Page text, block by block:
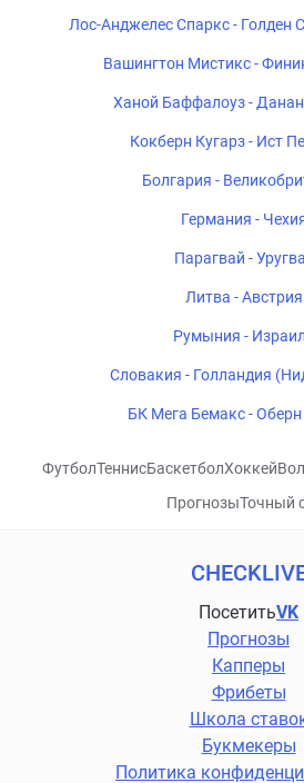
Лос-Анджелес Спаркс - Голден
Вашингтон Мистикс -
Ханой Баффалоуз -
Кокберн Кугарз - Ист
Болгария -
Германия -
Парагвай -
Литва - Австрия
Румыния -
Словакия - Голландия
БК Мега Бемакс - Оберн
ФутболТеннисБаскетболХоккей
ПрогнозыТочный
ПосетитьVK
Прогнозы
Капперы
Фрибеты
Школа
Букмекеры
Политика